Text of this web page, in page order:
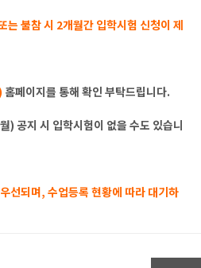
불참 시 2개월간 입학시험 신청이 제
홈페이지를 통해 확인 부탁드립니다.
) 공지 시 입학시험이 없을 수도 있습니
선되며, 수업등록 현황에 따라 대기하